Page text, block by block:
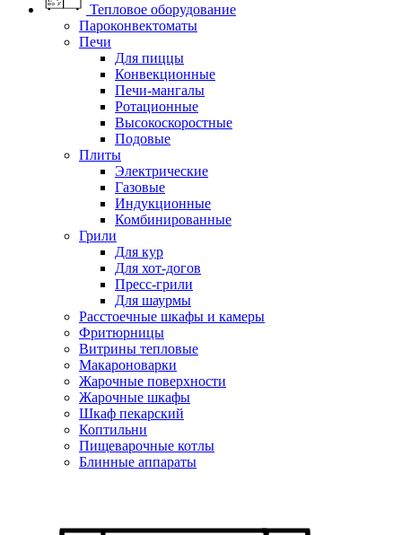
Тепловое оборудование
Пароконвектоматы
Печи
Для пиццы
Конвекционные
Печи-мангалы
Ротационные
Высокоскоростные
Подовые
Плиты
Электрические
Газовые
Индукционные
Комбинированные
Грили
Для кур
Для хот-догов
Пресс-грили
Для шаурмы
Расстоечные шкафы и камеры
Фритюрницы
Витрины тепловые
Макароноварки
Жарочные поверхности
Жарочные шкафы
Шкаф пекарский
Коптильни
Пищеварочные котлы
Блинные аппараты